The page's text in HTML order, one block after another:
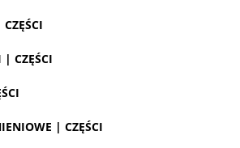
| CZĘŚCI
| CZĘŚCI